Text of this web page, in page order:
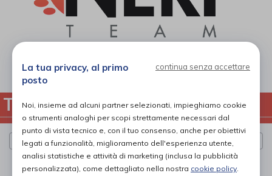
06 33 03
TUTTE LE CATEGORIE
Cerca per marca
PAGINA 1 DI 0
La tua privacy, al primo
posto
continua senza accettare
Noi, insieme ad alcuni partner selezionati, impieghiamo cookie
o strumenti analoghi per scopi strettamente necessari dal
punto di vista tecnico e, con il tuo consenso, anche per obiettivi
legati a funzionalità, miglioramento dell'esperienza utente,
analisi statistiche e attività di marketing (inclusa la pubblicità
personalizzata), come dettagliato nella nostra cookie policy.